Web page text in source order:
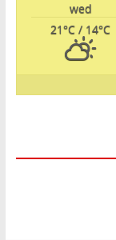
wed
21°C / 14°C